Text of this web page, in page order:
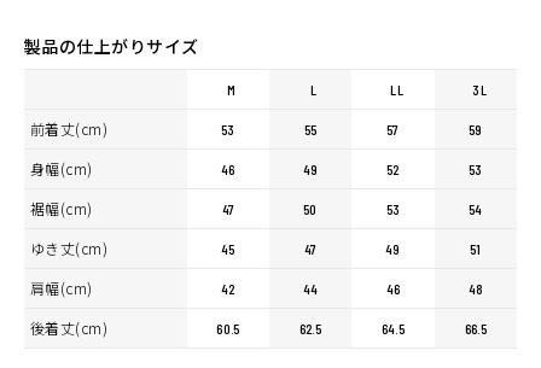
製品の仕上がりサイズ
M L LL 3L
前着丈(cm) 53 55 57 59
身幅(cm) 46 49 52 53
裾幅(cm) 47 50 53 54
ゆき丈(cm) 45 47 49 51
肩幅(cm) 42 44 46 48
後着丈(cm) 60.5 62.5 64.5 66.5